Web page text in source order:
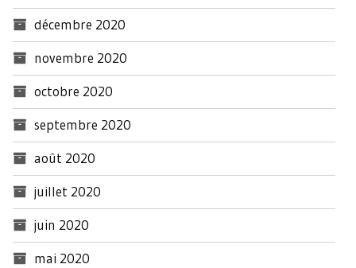
décembre 2020
novembre 2020
octobre 2020
septembre 2020
août 2020
juillet 2020
juin 2020
mai 2020